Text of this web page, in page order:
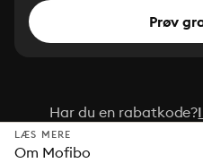
Prøv
Har du en rabatkode?
LÆS MERE
Om Mofibo